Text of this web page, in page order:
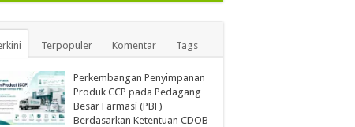
Terpopuler Komentar Tags
Perkembangan Penyimpanan
Produk CCP pada Pedagang
Besar Farmasi (PBF)
Berdasarkan Ketentuan CDOB